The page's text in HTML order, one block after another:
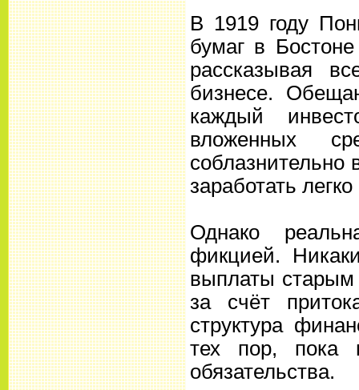
В 1919 году
бумаг в
рассказывая
бизнесе.
каждый
вложенных
заработать
Однако
фикцией.
выплаты старым
за счёт
структура
тех пор, пока
обязательства.